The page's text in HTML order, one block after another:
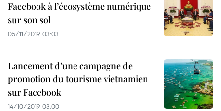
Facebook à l’écosystème numérique
sur son sol
05/11/2019 03:03
Lancement d’une campagne de
promotion du tourisme vietnamien
sur Facebook
14/10/2019 03:00